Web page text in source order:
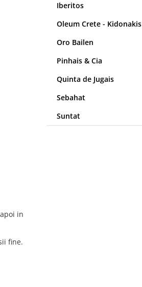
in
fine.
Iberitos
Oleum Crete - Kidonakis
Oro Bailen
Pinhais & Cia
Quinta de Jugais
Sebahat
Suntat